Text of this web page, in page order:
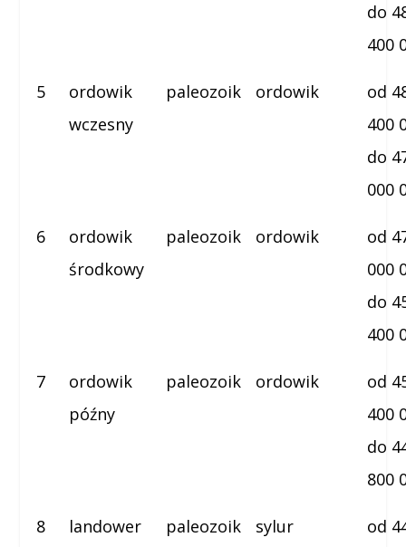
do
400
5
ordowik
wczesny
paleozoik ordowik
od
400
do
000
6
ordowik
środkowy
paleozoik ordowik
od
000
do
400
7
ordowik
późny
paleozoik ordowik
od
400
do
800
8 landower paleozoik sylur
od